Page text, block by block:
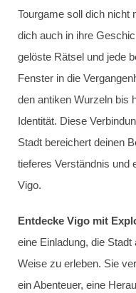
Tourgame soll dich nicht
dich auch in ihre
gelöste Rätsel und jede
Fenster in die
den antiken Wurzeln bis
Identität. Diese
Stadt bereichert deinen
tieferes Verständnis und
Vigo.
Entdecke Vigo mit
eine Einladung, die
Weise zu erleben. Sie
ein Abenteuer, eine